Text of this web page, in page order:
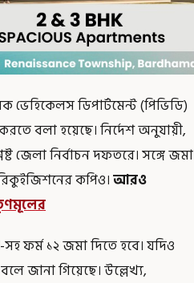
ডিপার্টমেন্ট (পিভিডি)
বলা হয়েছে। নির্দেশ অনুযায়ী,
জেলা নির্বাচন দফতরে। সঙ্গে জমা
কপিও।আরও
ফর্ম ১২ জমা দিতে হবে। যদিও
জানা গিয়েছে। উল্লেখ্য,